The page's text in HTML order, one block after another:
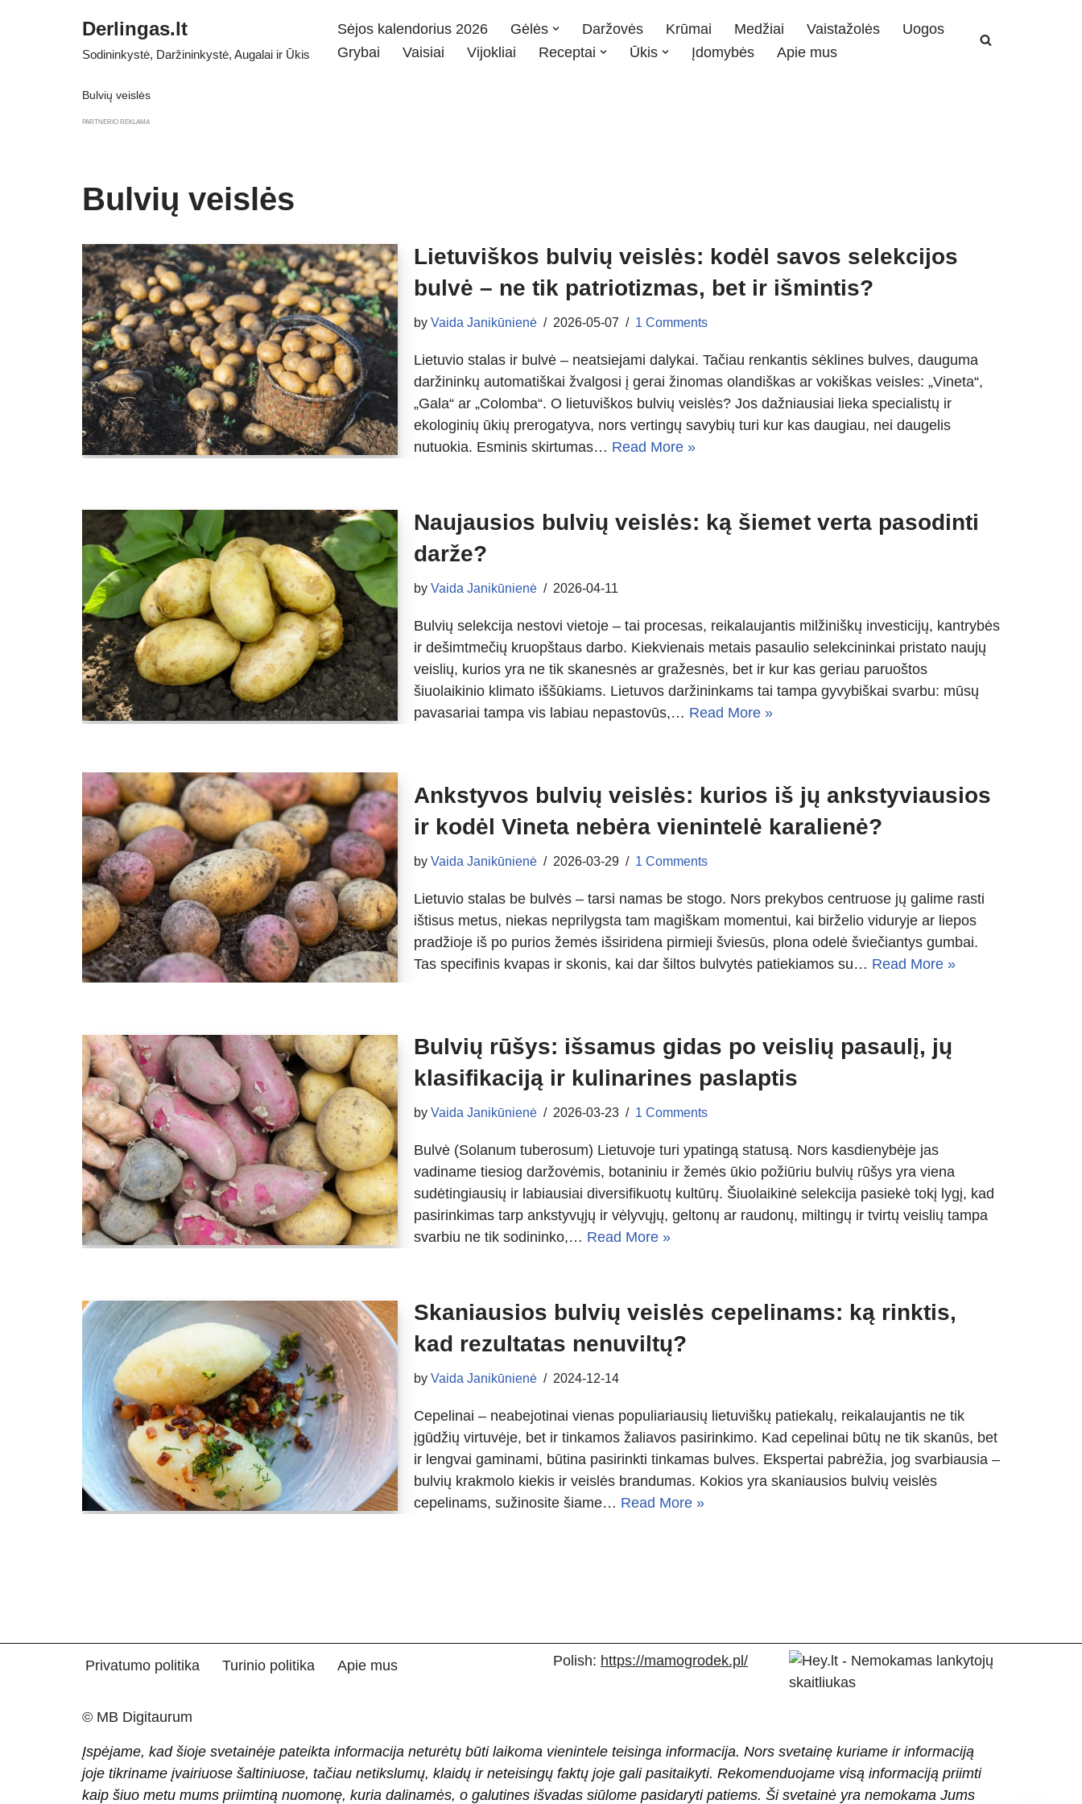
Derlingas.lt
Sodininkystė, Daržininkystė, Augalai ir Ūkis
Sėjos kalendorius 2026 Gėlės Daržovės Krūmai Medžiai Vaistažolės
Uogos
Grybai
Vaisiai Vijokliai Receptai Ūkis Įdomybės Apie mus
Bulvių veislės
PARTNERIO REKLAMA
Bulvių veislės
Lietuviškos bulvių veislės: kodėl savos selekcijos
bulvė – ne tik patriotizmas, bet ir išmintis?
by Vaida Janikūnienė 2026-05-07 1 Comments
Lietuvio stalas ir bulvė – neatsiejami dalykai. Tačiau renkantis sėklines bulves, dauguma
daržininkų automatiškai žvalgosi į gerai žinomas olandiškas ar vokiškas veisles: „Vineta“,
„Gala“ ar „Colomba“. O lietuviškos bulvių veislės? Jos dažniausiai lieka specialistų ir
ekologinių ūkių prerogatyva, nors vertingų savybių turi kur kas daugiau, nei daugelis
nutuokia. Esminis skirtumas… Read More »
Naujausios bulvių veislės: ką šiemet verta pasodinti
darže?
by Vaida Janikūnienė 2026-04-11
Bulvių selekcija nestovi vietoje – tai procesas, reikalaujantis milžiniškų investicijų, kantrybės
ir dešimtmečių kruopštaus darbo. Kiekvienais metais pasaulio selekcininkai pristato naujų
veislių, kurios yra ne tik skanesnės ar gražesnės, bet ir kur kas geriau paruoštos
šiuolaikinio klimato iššūkiams. Lietuvos daržininkams tai tampa gyvybiškai svarbu: mūsų
pavasariai tampa vis labiau nepastovūs,… Read More »
Ankstyvos bulvių veislės: kurios iš jų ankstyviausios
ir kodėl Vineta nebėra vienintelė karalienė?
by Vaida Janikūnienė 2026-03-29 1 Comments
Lietuvio stalas be bulvės – tarsi namas be stogo. Nors prekybos centruose jų galime rasti
ištisus metus, niekas neprilygsta tam magiškam momentui, kai birželio viduryje ar liepos
pradžioje iš po purios žemės išsiridena pirmieji šviesūs, plona odelė šviečiantys gumbai.
Tas specifinis kvapas ir skonis, kai dar šiltos bulvytės patiekiamos su… Read More »
Bulvių rūšys: išsamus gidas po veislių pasaulį, jų
klasifikaciją ir kulinarines paslaptis
by Vaida Janikūnienė 2026-03-23 1 Comments
Bulvė (Solanum tuberosum) Lietuvoje turi ypatingą statusą. Nors kasdienybėje jas
vadiname tiesiog daržovėmis, botaniniu ir žemės ūkio požiūriu bulvių rūšys yra viena
sudėtingiausių ir labiausiai diversifikuotų kultūrų. Šiuolaikinė selekcija pasiekė tokį lygį, kad
pasirinkimas tarp ankstyvųjų ir vėlyvųjų, geltonų ar raudonų, miltingų ir tvirtų veislių tampa
svarbiu ne tik sodininko,… Read More »
Skaniausios bulvių veislės cepelinams: ką rinktis,
kad rezultatas nenuviltų?
by Vaida Janikūnienė 2024-12-14
Cepelinai – neabejotinai vienas populiariausių lietuviškų patiekalų, reikalaujantis ne tik
įgūdžių virtuvėje, bet ir tinkamos žaliavos pasirinkimo. Kad cepelinai būtų ne tik skanūs, bet
ir lengvai gaminami, būtina pasirinkti tinkamas bulves. Ekspertai pabrėžia, jog svarbiausia –
bulvių krakmolo kiekis ir veislės brandumas. Kokios yra skaniausios bulvių veislės
cepelinams, sužinosite šiame… Read More »
Privatumo politika Turinio politika Apie mus Polish: https://mamogrodek.pl/
© MB Digitaurum
Įspėjame, kad šioje svetainėje pateikta informacija neturėtų būti laikoma vienintele teisinga informacija. Nors svetainę kuriame ir informaciją
joje tikriname įvairiuose šaltiniuose, tačiau netikslumų, klaidų ir neteisingų faktų joje gali pasitaikyti. Rekomenduojame visą informaciją priimti
kaip šiuo metu mums priimtiną nuomonę, kuria dalinamės, o galutines išvadas siūlome pasidaryti patiems. Ši svetainė yra nemokama Jums